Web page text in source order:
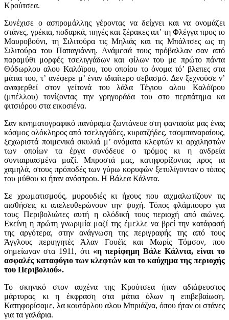
Κρούτσεα.
Συνέχισε ο ασπρομάλλης γέροντας να δείχνει και να ονομάζει
στάνες, γρέκια, ποδαρκά, πηγές και ξέρακες απ’ τη Φλέγγα προς το
Μαυροβούνι, τη Σιλιτούρα τις Μηλιάς και τις Μπάλτσες ως τη
Σιλιτούρα του Παπαγιάννη. Ανάμεσά τους πρόβαλλαν σαν από
παραμύθι μορφές τσελιγγάδων και φίλων του με πρώτο πάντα
Θόδωρλου αλου Καλόϊρου, του οποίου το όνομα τό’ βλεπες στα
μάτια του, τ’ ανέφερε μ’ έναν ιδιαίτερο σεβασμό. Δεν ξεχνούσε ν’
αναφερθεί στον γείτονά του λάλα Τέγιου αλου Καλόϊρου
(μπέλλου) τονίζοντας την γρηγοράδα του στο περπάτημα κα
φιτσιόρου στα εικοσιένα.
Σαν κινηματογραφικό πανόραμα ζωντάνευε στη φαντασία μας ένας
κόσμος ολόκληρος από τσελιγγάδες, κυρατζήδες, τσομπαναραίους,
ξεχωριστά ποιμενικά σκυλιά μ’ ονόματα κλεφτών κι αρχιληστών
των οποίων τα έργα συνόδευε ο τρόμος κι η ανδρεία
συνταιριασμένα μαζί. Μπροστά μας, κατηφορίζοντας προς τα
χαμηλά, στους πρόποδές των γύρω κορυφών ξετυλίγονταν ο τόπος
του μύθου κι ήταν ανόστρου. Η Βάλεα Κάλντα.
Σε χρωματισμούς, μυρουδιές κι ήχους που αιχμαλωτίζουν τις
αισθήσεις κι απελευθερώνουν την ψυχή. Τόπος φλάμπουρο για
τους Περιβολιώτες αυτή η ολόδική τους περιοχή από αιώνες.
Εκείνη η πρώτη γνωριμία μαζί της έμελλε να βρεί την κατάφασή
της αργότερα, στην ανάγνωση της περιγραφής της από τους
Άγγλους περιηγητές Άλαν Γουέϊς και Μωρίς Τόμσον, που
σημείωναν στα 1911, ότι «η περίφημη Βάλε Κάλντα, είναι το
ασφαλές καταφύγιο των κλεφτών και το καύχημα της περιοχής
του Περιβολιού».
Το σκηνικό στον αυχένα της Κρούτσεα ήταν αδιάψευστος
μάρτυρας κι η έκφραση στα μάτια όλων η επιβεβαίωση.
Κατηφορίσαμε, λα κουτάρλου αλου Μπριάζνα, όπου ήταν οι στάνες
για τα γαλάρια.